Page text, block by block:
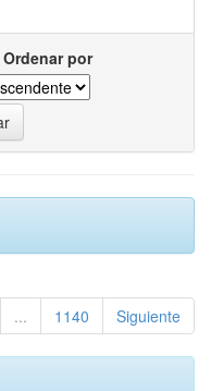
Ordenar por
... 1140 Siguiente